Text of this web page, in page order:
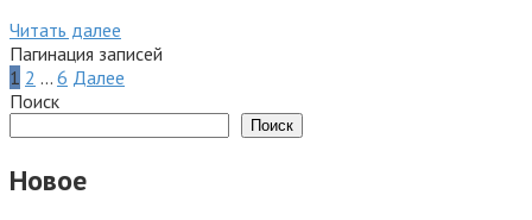
Читать далее
Пагинация записей
1 2 … 6 Далее
Поиск
Поиск
Новое